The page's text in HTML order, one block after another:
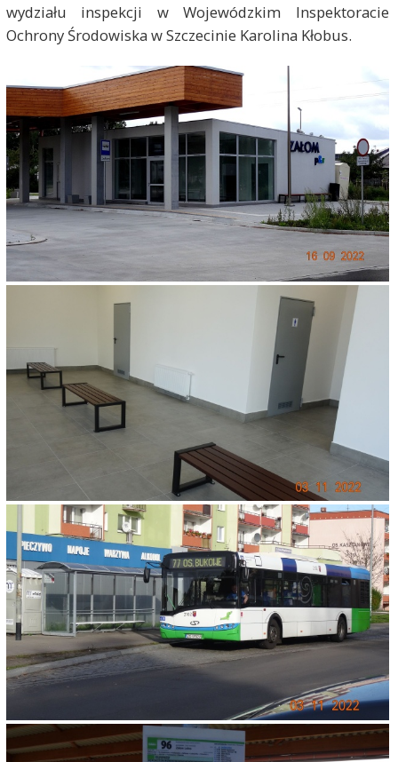
wydziału inspekcji w Wojewódzkim Inspektoracie
Ochrony Środowiska w Szczecinie Karolina Kłobus.